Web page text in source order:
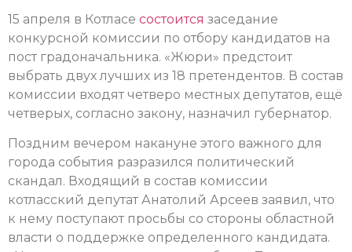
15 апреля в Котласе состоится заседание
конкурсной комиссии по отбору кандидатов на
пост градоначальника. «Жюри» предстоит
выбрать двух лучших из 18 претендентов. В состав
комиссии входят четверо местных депутатов, ещё
четверых, согласно закону, назначил губернатор.
Поздним вечером накануне этого важного для
города события разразился политический
скандал. Входящий в состав комиссии
котласский депутат Анатолий Арсеев заявил, что
к нему поступают просьбы со стороны областной
власти о поддержке определенного кандидата.